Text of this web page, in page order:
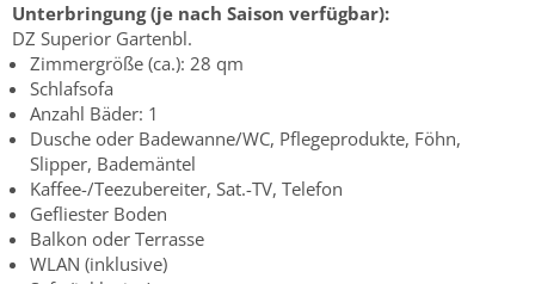
Unterbringung (je nach Saison verfügbar):
DZ Superior Gartenbl.
Zimmergröße (ca.): 28 qm
Schlafsofa
Anzahl Bäder: 1
Dusche oder Badewanne/WC, Pflegeprodukte, Föhn,
Slipper, Bademäntel
Kaffee-/Teezubereiter, Sat.-TV, Telefon
Gefliester Boden
Balkon oder Terrasse
WLAN (inklusive)